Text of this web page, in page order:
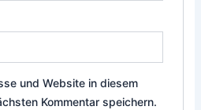
und Website in diesem
Kommentar speichern.